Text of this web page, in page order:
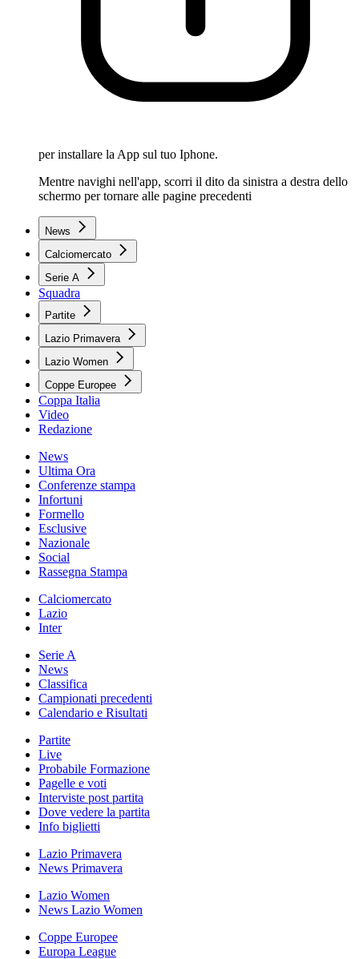
per installare la App sul tuo Iphone.
Mentre navighi nell'app, scorri il dito da sinistra a destra dello
schermo per tornare alle pagine precedenti
News
Calciomercato
Serie A
Squadra
Partite
Lazio Primavera
Lazio Women
Coppe Europee
Coppa Italia
Video
Redazione
News
Ultima Ora
Conferenze stampa
Infortuni
Formello
Esclusive
Nazionale
Social
Rassegna Stampa
Calciomercato
Lazio
Inter
Serie A
News
Classifica
Campionati precedenti
Calendario e Risultati
Partite
Live
Probabile Formazione
Pagelle e voti
Interviste post partita
Dove vedere la partita
Info biglietti
Lazio Primavera
News Primavera
Lazio Women
News Lazio Women
Coppe Europee
Europa League